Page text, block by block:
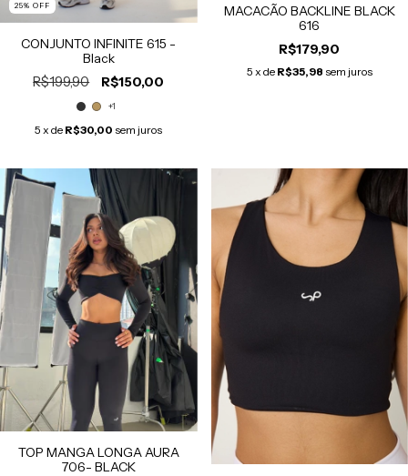
25% OFF
CONJUNTO INFINITE 615 -
Black
R$199,90 R$150,00
+1
5 x de R$30,00 sem juros
MACACÃO BACKLINE BLACK
616
R$179,90
5 x de R$35,98 sem juros
TOP MANGA LONGA AURA
706- BLACK